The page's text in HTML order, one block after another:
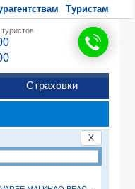
Туристам
Страховки
X